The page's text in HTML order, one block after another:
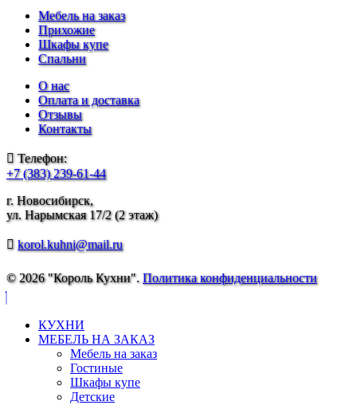
Мебель на заказ
Прихожие
Шкафы купе
Спальни
О нас
Оплата и доставка
Отзывы
Контакты
Телефон:
+7 (383) 239-61-44
г. Новосибирск,
ул. Нарымская 17/2 (2 этаж)
korol.kuhni@mail.ru
© 2026 "Король Кухни". Политика конфиденциальности
КУХНИ
МЕБЕЛЬ НА ЗАКАЗ
Мебель на заказ
Гостиные
Шкафы купе
Детские